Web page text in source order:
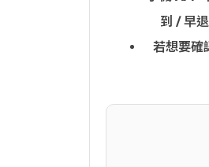
到 / 早
若想要確